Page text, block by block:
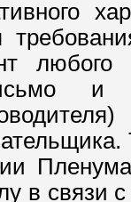
и
в